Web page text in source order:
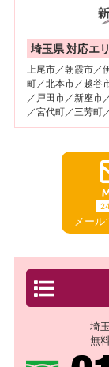
埼玉県 対応エ
上尾市／朝霞市／
町／北本市／越谷
／戸田市／新座市
／宮代町／三芳町
メー
埼
無